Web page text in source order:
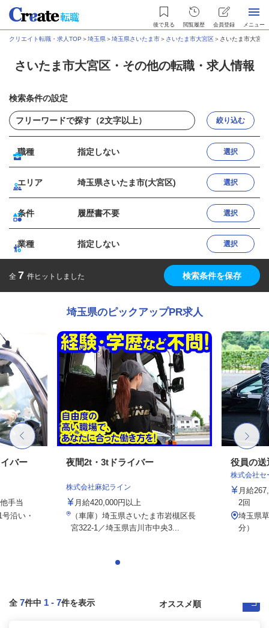
後で見る 閲覧履歴 会員登録 メニュー
クリエイト転職・求人TOP ＞埼玉県＞埼玉県さいたま市＞ さいたま市大宮区＞ さいたま市大宮
さいたま市大宮区・その他の転職・求人情報
検索条件の設定
絞り込む
職種 指定しない 選択
エリア 埼玉県さいたま市(大宮区) 選択
条件 履歴書不要 選択
業種 指定しない 選択
全 7 件ヒットしました 検索条件を保存
埼玉県のピックアップPR求人
バー
手当
沿い・
夜間2t・3tドライバー
株式会社麻妃ライン
月給420,000円以上
（車庫）埼玉県さいたま市岩槻区長
宮322-1／埼玉県吉川市中央3...
役員の送
株式会社
月給
2回
埼玉県
分）
全 7件中 1 - 7件を表示